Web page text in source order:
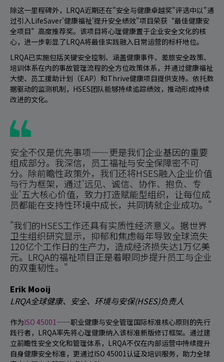
除这一里程碑外，LRQA近期还在"安全与健康卓越奖"评选中以"通
过引入LifeSaver'健康福祉'提升安全绩效"项目荣获“最佳健康安
全项目”高度推荐奖。该项目将心理健康置于企业安全文化的核
心，进一步彰显了LRQA将最佳实践融入日常运营的标杆地位。
LRQA已实施包括关键安全控制、涵盖健康事件、差旅安全政策、
培训体系在内的事故管理流程的全方位政策体系，并通过健康福祉
大使、员工援助计划（EAP）和Thrive健康项目提供支持。依托数
据驱动的监测机制，HSES团队能够持续追踪绩效，推动形成持续
改进的文化。
安全不仅是优先事项——更是我们企业基因的重要
组成部分。我深信，员工福祉与安全保障密不可
分。除前瞻性政策外，我们还将HSES融入企业价值
与行为框架，通过'远见、诚信、协作、抱负、专
业'五大核心价值，致力打造赋能型组织，让每位成
员都能在支持性环境中成长，共同铸就企业成功。"
"我们的HSES工作还具有实质性经济意义。据世界
卫生组织研究显示，抑郁和焦虑每年导致全球流失
120亿个工作日的生产力，造成经济损失达1万亿美
元。LRQA的福祉项目正是着眼同步提升员工与企业
的双重韧性。"
LRQA全球健康、安全、环境与安保(HSES)负责人
Erik Mooij
作为ISO 45001——职业健康与安全管理国际标准核心原则的先行
践行者，LRQA率先将心理健康纳入该标准新版修订框架。通过建
立前瞻性安全文化和管理体系，LRQA不仅在内部运营中持续提升
自身健康安全标准，更通过ISO 45001认证及培训服务，助力全球